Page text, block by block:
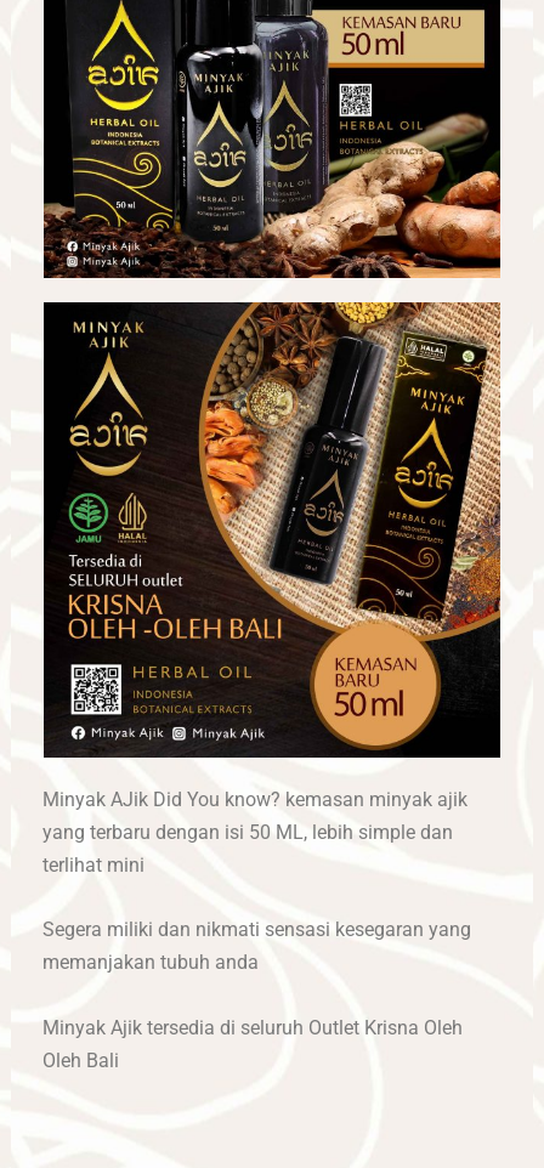
Minyak AJik Did You know? kemasan minyak ajik
yang terbaru dengan isi 50 ML, lebih simple dan
terlihat mini
Segera miliki dan nikmati sensasi kesegaran yang
memanjakan tubuh anda
Minyak Ajik tersedia di seluruh Outlet Krisna Oleh
Oleh Bali